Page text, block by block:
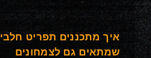
איך מתכננים תפריט חלבי
שמתאים גם לצמחונים